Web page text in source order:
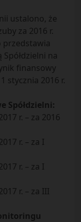
ustalono, że
za 2016 r.
przedstawia
na
finansowy
stycznia 2016 r.
Spółdzielni:
r. – za 2016
r. – za I
r. – za I
r. – za III